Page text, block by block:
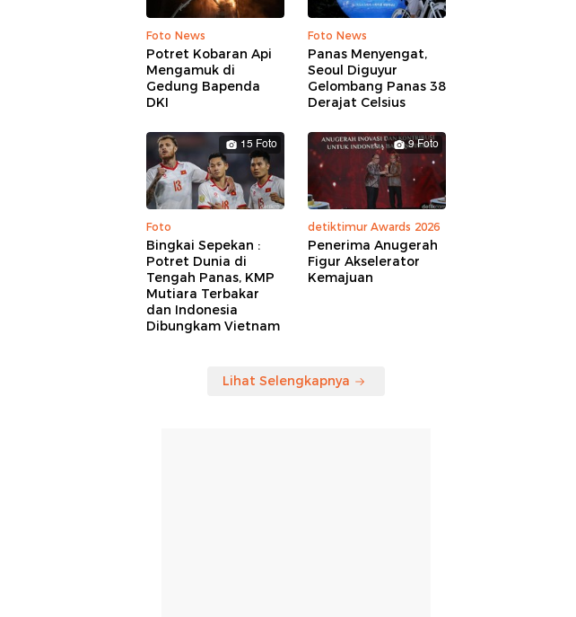
Foto News
Potret Kobaran Api
Mengamuk di
Gedung Bapenda
DKI
Foto News
Panas Menyengat,
Seoul Diguyur
Gelombang Panas 38
Derajat Celsius
15 Foto
Foto
Bingkai Sepekan :
Potret Dunia di
Tengah Panas, KMP
Mutiara Terbakar
dan Indonesia
Dibungkam Vietnam
9 Foto
detiktimur Awards 2026
Penerima Anugerah
Figur Akselerator
Kemajuan
Lihat Selengkapnya